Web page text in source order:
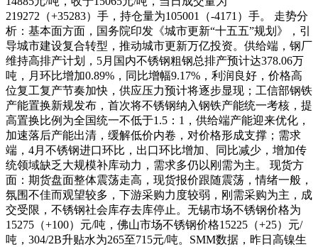
219272（+35283）手，持仓量为105001（-4171）手。 走势分
析：基本面方面，国务院印发《城市更新“十五五”规划》，引
导城市建设复合转型，推动城市更新万亿投资。供给端，钢厂
维持高排产计划，5月国内不锈钢粗钢总排产预计达378.06万
吨，月环比增加0.89%，同比增幅9.17%，利润良好，价格高
位复工复产节奏加快，供应压力预计将逐步显现；工信部钢铁
产能置换新规发布，首次将不锈钢纳入钢铁产能统一考核，提
高置换比例为全国统一不低于1.5：1，供给端产能迎来优化，
加速落后产能出清，缓解低价内卷，对价格形成支撑；需求
端，4月不锈钢进口环比，出口环比增加、同比减少，增加传
统领域缺乏大规模补库动力，需求多仍以刚需为主。 现货方
面：期货盘面整体震荡走高，现货报价跟随震荡，情绪一般，
氛围不佳而观望较多，下游采购力度较弱，刚需采购为主，成
交受限，不锈钢社会库存去库停止。无锡市场不锈钢价格为
15275（+100）元/吨，佛山市场不锈钢价格15225（+25）元/
吨，304/2B升贴水为265至715元/吨。SMM数据，昨日高镍生